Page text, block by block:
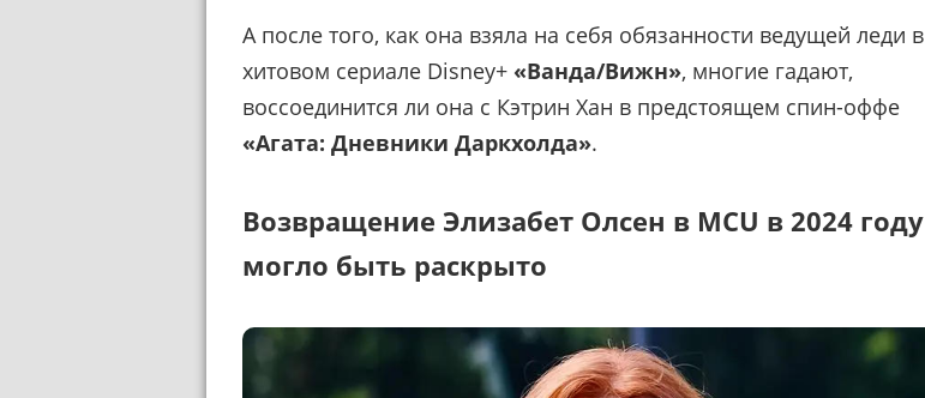
А после того, как она взяла на себя обязанности ведущей леди в
хитовом сериале Disney+ «Ванда/Вижн», многие гадают,
воссоединится ли она с Кэтрин Хан в предстоящем спин-оффе
«Агата: Дневники Даркхолда».
Возвращение Элизабет Олсен в MCU в 2024 году
могло быть раскрыто